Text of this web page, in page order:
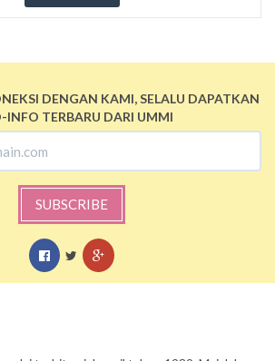
DENGAN KAMI, SELALU DAPATKAN
INFO TERBARU DARI UMMI
SUBSCRIBE